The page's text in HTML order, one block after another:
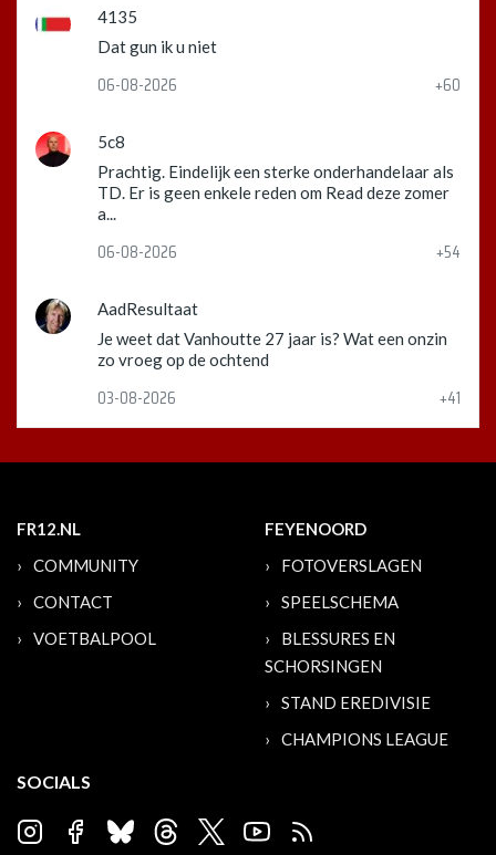
4135
Dat gun ik u niet
06-08-2026 +60
5c8
Prachtig. Eindelijk een sterke onderhandelaar als
TD. Er is geen enkele reden om Read deze zomer
a...
06-08-2026 +54
AadResultaat
Je weet dat Vanhoutte 27 jaar is? Wat een onzin
zo vroeg op de ochtend
03-08-2026 +41
FR12.NL
COMMUNITY
CONTACT
VOETBALPOOL
FEYENOORD
FOTOVERSLAGEN
SPEELSCHEMA
BLESSURES EN
SCHORSINGEN
STAND EREDIVISIE
CHAMPIONS LEAGUE
SOCIALS